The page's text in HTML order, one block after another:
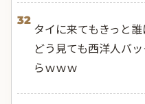
32
タイに来てもきっと
どう見ても西洋人バ
らｗｗｗ